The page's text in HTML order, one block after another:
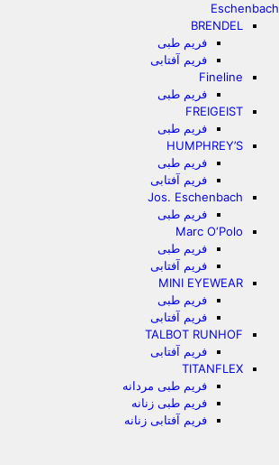
Eschenbach
BRENDEL
فریم طبی
فریم آفتابی
Fineline
فریم طبی
FREIGEIST
فریم طبی
HUMPHREY’S
فریم طبی
فریم آفتابی
Jos. Eschenbach
فریم طبی
Marc O‘Polo
فریم طبی
فریم آفتابی
MINI EYEWEAR
فریم طبی
فریم آفتابی
TALBOT RUNHOF
فریم آفتابی
TITANFLEX
فریم طبی مردانه
فریم طبی زنانه
فریم آفتابی زنانه